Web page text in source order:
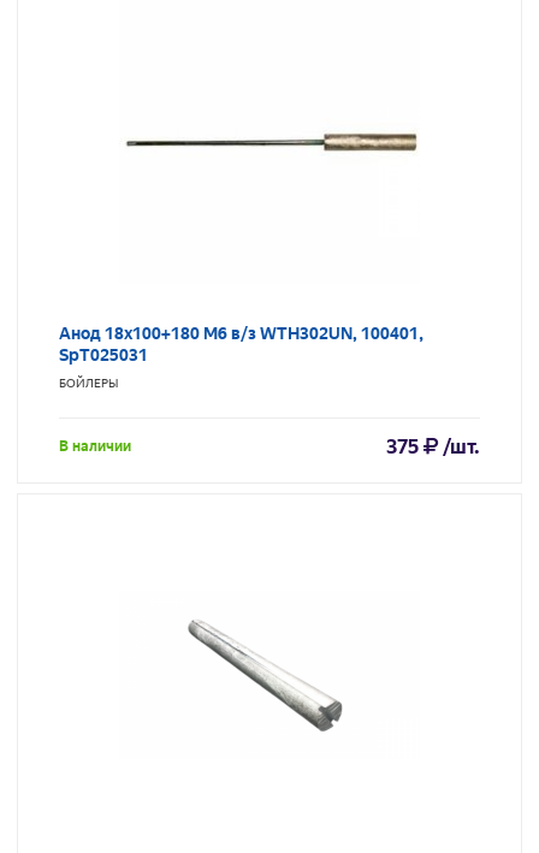
Анод 18х100+180 М6 в/з WTH302UN, 100401,
SpT025031
БОЙЛЕРЫ
В наличии 375 /шт.